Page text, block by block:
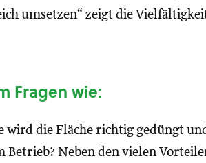
umsetzen“ zeigt die
Fragen wie:
wird die Fläche richtig gedüngt
Betrieb? Neben den vielen